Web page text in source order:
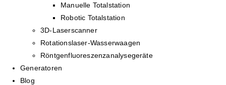
Manuelle Totalstation
Robotic Totalstation
3D-Laserscanner
Rotationslaser-Wasserwaagen
Röntgenfluoreszenzanalysegeräte
Generatoren
Blog